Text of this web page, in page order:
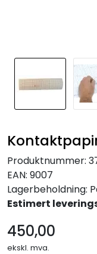
Produktnummer:
EAN: 9007
Lagerbeholdning:
Estimert
450,00
ekskl. mva.
KATALOGER
BARNEHAGE OG
Idrettslag
Park og anlegg/
KJØPESENTER
Borettslag